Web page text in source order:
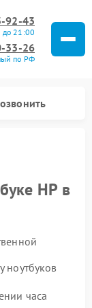
92-43
до 21:00
33-26
по РФ
HP в
ноутбуков
часа